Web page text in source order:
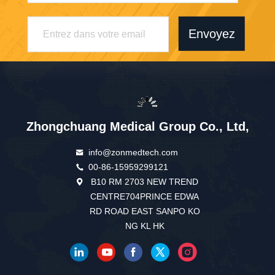
Envoyez
Zhongchuang Medical Group Co., Ltd,
info@zonmedtech.com
00-86-15959299121
B10 RM 2703 NEW TREND
CENTRE704PRINCE EDWA
RD ROAD EAST SANPO KO
NG KL HK